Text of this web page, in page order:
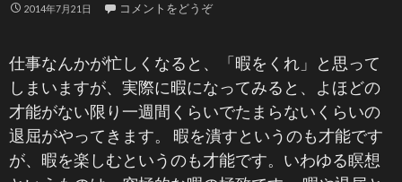
2014年7月21日 コメントをどうぞ
仕事なんかが忙しくなると、「暇をくれ」と思って
しまいますが、実際に暇になってみると、よほどの
才能がない限り一週間くらいでたまらないくらいの
退屈がやってきます。 暇を潰すというのも才能です
が、暇を楽しむというのも才能です。いわゆる瞑想